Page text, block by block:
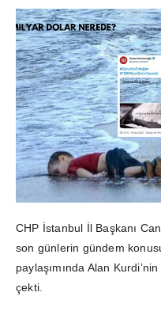
CHP İstanbul İl Başkanı
son günlerin gündem
paylaşımında Alan
çekti.